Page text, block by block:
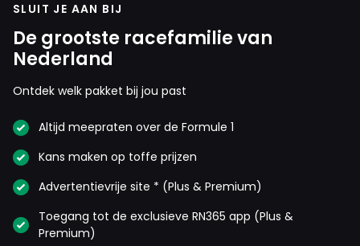
SLUIT JE AAN BIJ
De grootste racefamilie van
Nederland
Ontdek welk pakket bij jou past
Altijd meepraten over de Formule 1
Kans maken op toffe prijzen
Advertentievrije site * (Plus & Premium)
Toegang tot de exclusieve RN365 app (Plus &
Premium)